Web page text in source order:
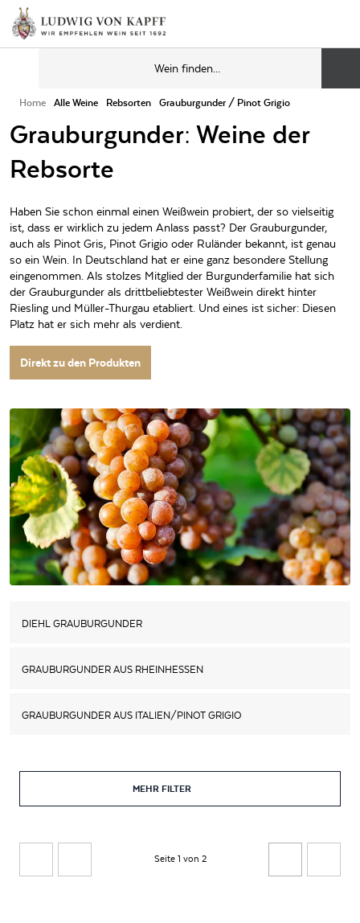
Home Alle Weine Rebsorten Grauburgunder / Pinot Grigio
Grauburgunder: Weine der
Rebsorte
Haben Sie schon einmal einen Weißwein probiert, der so vielseitig
ist, dass er wirklich zu jedem Anlass passt? Der Grauburgunder,
auch als Pinot Gris, Pinot Grigio oder Ruländer bekannt, ist genau
so ein Wein. In Deutschland hat er eine ganz besondere Stellung
eingenommen. Als stolzes Mitglied der Burgunderfamilie hat sich
der Grauburgunder als drittbeliebtester Weißwein direkt hinter
Riesling und Müller-Thurgau etabliert. Und eines ist sicher: Diesen
Platz hat er sich mehr als verdient.
Direkt zu den Produkten
DIEHL GRAUBURGUNDER
GRAUBURGUNDER AUS RHEINHESSEN
GRAUBURGUNDER AUS ITALIEN/PINOT GRIGIO
MEHR FILTER
Seite 1 von 2